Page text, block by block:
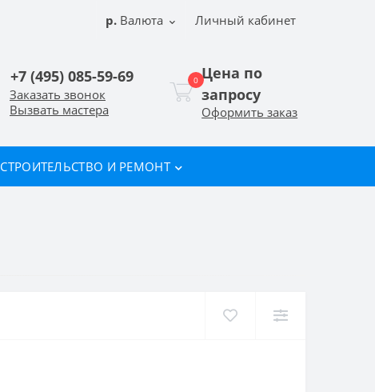
р. Валюта Личный кабинет
+7 (495) 085-59-69
Заказать звонок
Вызвать мастера
0 Цена по
запросу
Оформить заказ
СТРОИТЕЛЬСТВО И РЕМОНТ